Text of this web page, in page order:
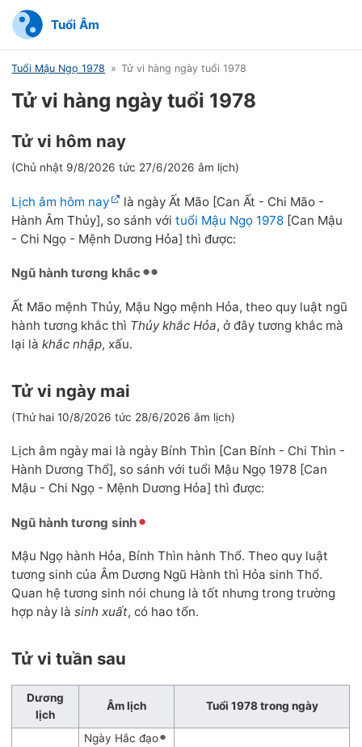
Tuổi Âm
Tuổi Mậu Ngọ 1978 Tử vi hàng ngày tuổi 1978
Tử vi hàng ngày tuổi 1978
Tử vi hôm nay
(Chủ nhật 9/8/2026 tức 27/6/2026 âm lịch)
Lịch âm hôm nay
là ngày Ất Mão [Can Ất - Chi Mão -
Hành Âm Thủy], so sánh vớituổi Mậu Ngọ 1978 [Can Mậu
- Chi Ngọ - Mệnh Dương Hỏa] thì được:
Ngũ hành tương khắc
Ất Mão mệnh Thủy, Mậu Ngọ mệnh Hỏa, theo quy luật ngũ
hành tương khắc thì Thủy khắc Hỏa, ở đây tương khắc mà
lại làkhắc nhập, xấu.
Tử vi ngày mai
(Thứ hai 10/8/2026 tức 28/6/2026 âm lịch)
Lịch âm ngày mai là ngày Bính Thìn [Can Bính - Chi Thìn -
Hành Dương Thổ], so sánh với tuổi Mậu Ngọ 1978 [Can
Mậu - Chi Ngọ - Mệnh Dương Hỏa] thì được:
Ngũ hành tương sinh
Mậu Ngọ hành Hỏa, Bính Thìn hành Thổ. Theo quy luật
tương sinh của Âm Dương Ngũ Hành thì Hỏa sinh Thổ.
Quan hệ tương sinh nói chung là tốt nhưng trong trường
hợp này làsinh xuất, có hao tổn.
Tử vi tuần sau
Dương
lịch
Âm lịch Tuổi 1978 trong ngày
Ngày Hắc đạo